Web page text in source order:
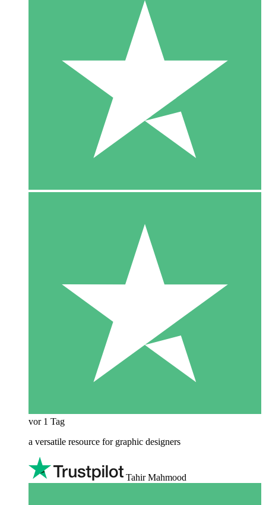
vor 1 Tag
a versatile resource for graphic designers
Tahir Mahmood